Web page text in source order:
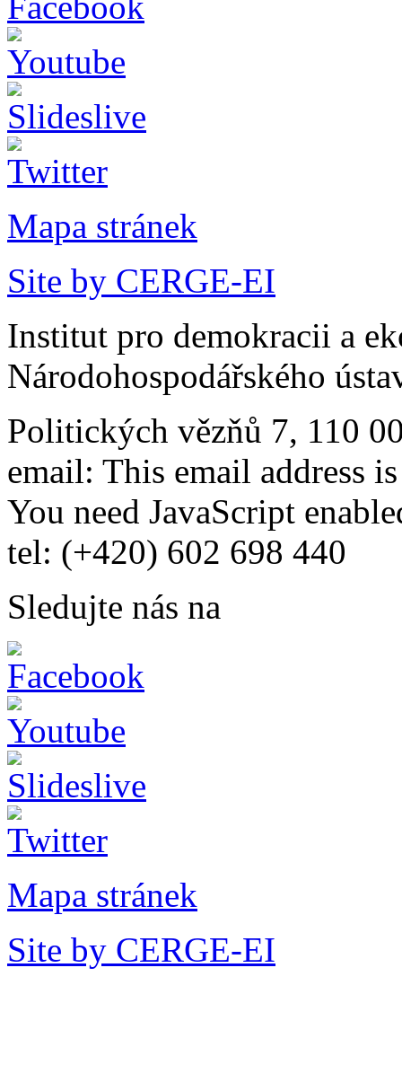
Mapa stránek
Site by CERGE-EI
Institut pro demokracii a
Národohospodářského
Politických vězňů 7, 110
email: This email address
You need JavaScript
tel: (+420) 602 698 440
Sledujte nás na
Mapa stránek
Site by CERGE-EI